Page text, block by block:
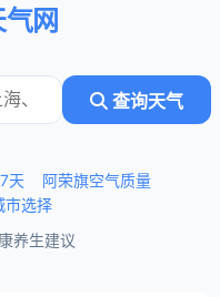
网
查询天气
天
阿荣旗空气质量
市选择
养生建议